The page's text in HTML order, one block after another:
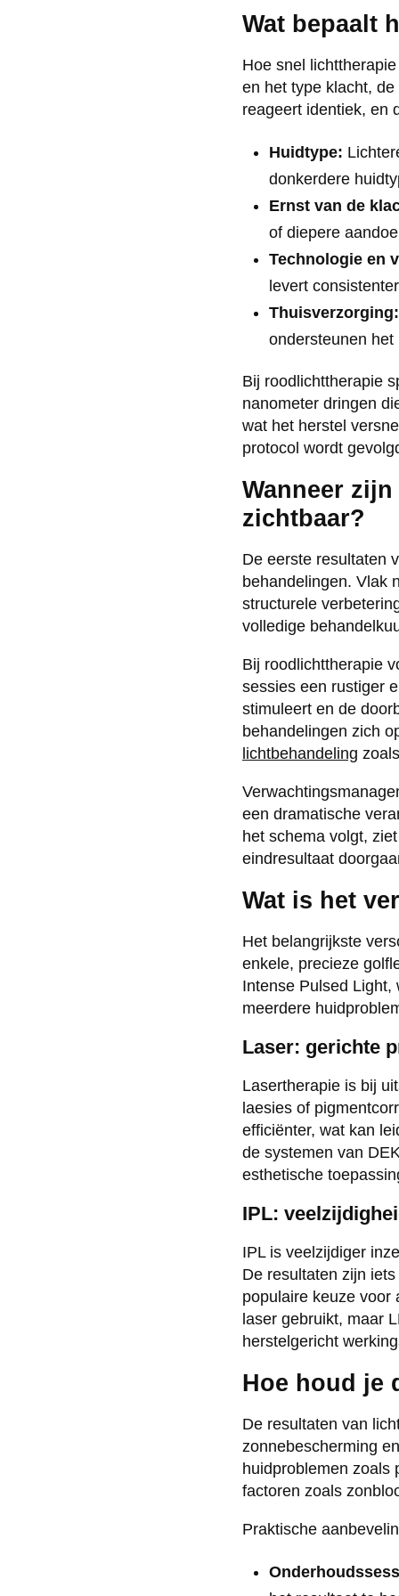
Wat bepaalt
Hoe snel
en het type klacht,
reageert identiek, en
Huidtype:
donkerdere
Ernst van de
of diepere
Technologie en
levert
Thuisverzorging:
ondersteunen
Bij roodlichttherapie
nanometer dringen
wat het herstel
protocol wordt
Wanneer
zichtbaar?
De eerste resultaten
behandelingen. Vlak
structurele
volledige
Bij roodlichttherapie
sessies een rustiger
stimuleert en de
behandelingen zich
lichtbehandeling
een dramatische
het schema volgt,
eindresultaat
Wat is het
Het belangrijkste
enkele, precieze
Intense Pulsed Light,
meerdere
Laser: gerichte
Lasertherapie is bij
laesies of
efficiënter, wat kan
de systemen van
esthetische
IPL:
IPL is veelzijdiger
De resultaten zijn
populaire keuze voor
laser gebruikt, maar
herstelgericht
Hoe houd je
De resultaten van
zonnebescherming
huidproblemen zoals
factoren zoals
Praktische